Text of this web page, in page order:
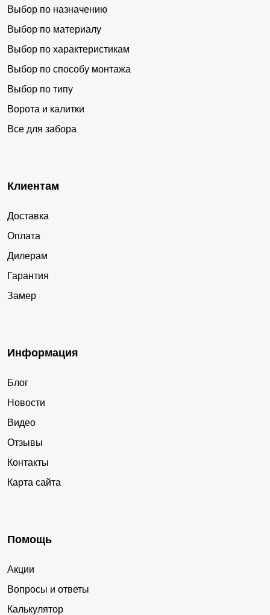
Выбор по назначению
Выбор по материалу
Выбор по характеристикам
Выбор по способу монтажа
Выбор по типу
Ворота и калитки
Все для забора
Клиентам
Доставка
Оплата
Дилерам
Гарантия
Замер
Информация
Блог
Новости
Видео
Отзывы
Контакты
Карта сайта
Помощь
Акции
Вопросы и ответы
Калькулятор